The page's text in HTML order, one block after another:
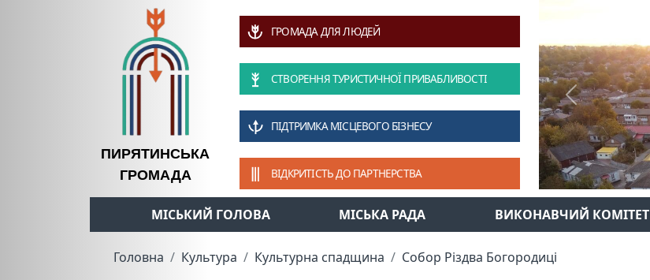
ПИРЯТИНСЬКА
ГРОМАДА
ГРОМАДА ДЛЯ ЛЮДЕЙ
СТВОРЕННЯ ТУРИСТИЧНОЇ ПРИВАБЛИВОСТІ
ПІДТРИМКА МІСЦЕВОГО БІЗНЕСУ
ВІДКРИТІСТЬ ДО ПАРТНЕРСТВА
Previous
МІСЬКИЙ ГОЛОВА МІСЬКА РАДА ВИКОНАВЧИЙ КОМІТЕТ
Головна Культура Культурна спадщина Собор Різдва Богородиці